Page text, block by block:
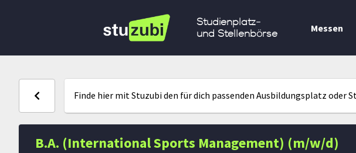
Studienplatz-
und Stellenbörse
Messen
Finde hier mit Stuzubi den für dich passenden Ausbildungsplatz oder
B.A. (International Sports Management) (m/w/d)